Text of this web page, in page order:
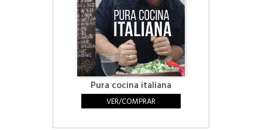
Pura cocina italiana
VER/COMPRAR